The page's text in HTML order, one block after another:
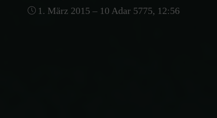
1. März 2015 – 10 Adar 5775, 12:56